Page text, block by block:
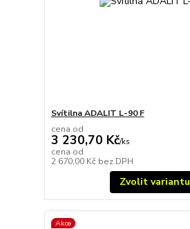
Svítilna ADALIT L-90 F
cena od
3 230,70 Kč/ks
cena od
2 670,00 Kč bez DPH
Zvolit variantu
Akce